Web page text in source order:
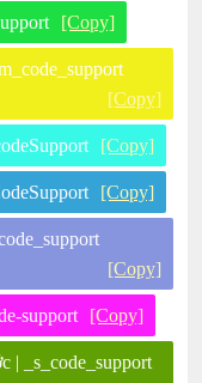
[Copy]
[Copy]
[Copy]
[Copy]
[Copy]
support [Copy]
| _s_code_support